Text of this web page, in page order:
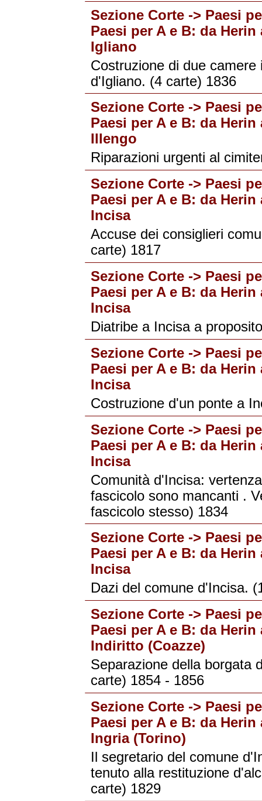
Sezione Corte -> Paesi
Paesi per A e B: da
Igliano
Costruzione di due
d'Igliano. (4 carte) 1836
Sezione Corte -> Paesi
Paesi per A e B: da
Illengo
Riparazioni urgenti al
Sezione Corte -> Paesi
Paesi per A e B: da
Incisa
Accuse dei consiglieri
carte) 1817
Sezione Corte -> Paesi
Paesi per A e B: da
Incisa
Diatribe a Incisa a
Sezione Corte -> Paesi
Paesi per A e B: da
Incisa
Costruzione d'un ponte a
Sezione Corte -> Paesi
Paesi per A e B: da
Incisa
Comunità d'Incisa:
fascicolo sono mancanti .
fascicolo stesso) 1834
Sezione Corte -> Paesi
Paesi per A e B: da
Incisa
Dazi del comune d'Incisa.
Sezione Corte -> Paesi
Paesi per A e B: da
Indiritto (Coazze)
Separazione della borgata
carte) 1854 - 1856
Sezione Corte -> Paesi
Paesi per A e B: da
Ingria (Torino)
Il segretario del comune
tenuto alla restituzione
carte) 1829